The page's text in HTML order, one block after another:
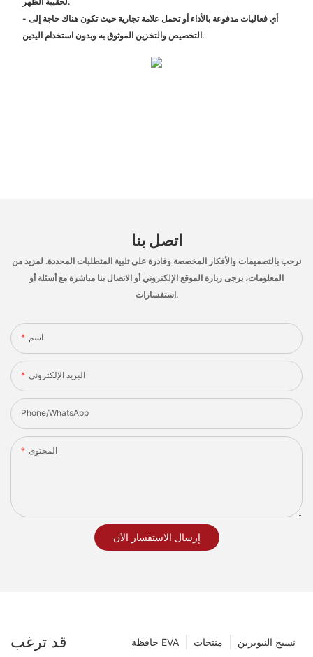
- أي فعاليات مدفوعة بالأداء أو تحمل علامة تجارية حيث تكون هناك حاجة إلى
التخصيص والتخزين الموثوق به وبدون استخدام اليدين.
اتصل بنا
نرحب بالتصميمات والأفكار المخصصة وقادرة على تلبية المتطلبات المحددة. لمزيد من
المعلومات، يرجى زيارة الموقع الإلكتروني أو الاتصال بنا مباشرة مع أسئلة أو
استفسارات.
اسم
البريد الإلكتروني
Phone/whatsApp
المحتوى
إرسال الاستفسار الآن
قد ترغب نسيج النيوبرين منتجات حافظة EVA